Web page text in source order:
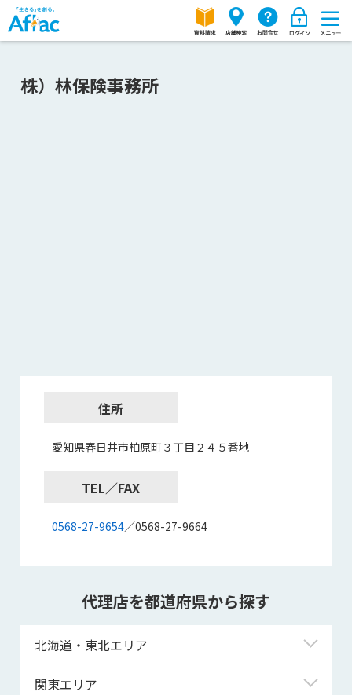
株）林保険事務所
住所
愛知県春日井市柏原町３丁目２４５番地
TEL／FAX
0568-27-9654／0568-27-9664
代理店を都道府県から探す
北海道・東北エリア
北海道
関東エリア